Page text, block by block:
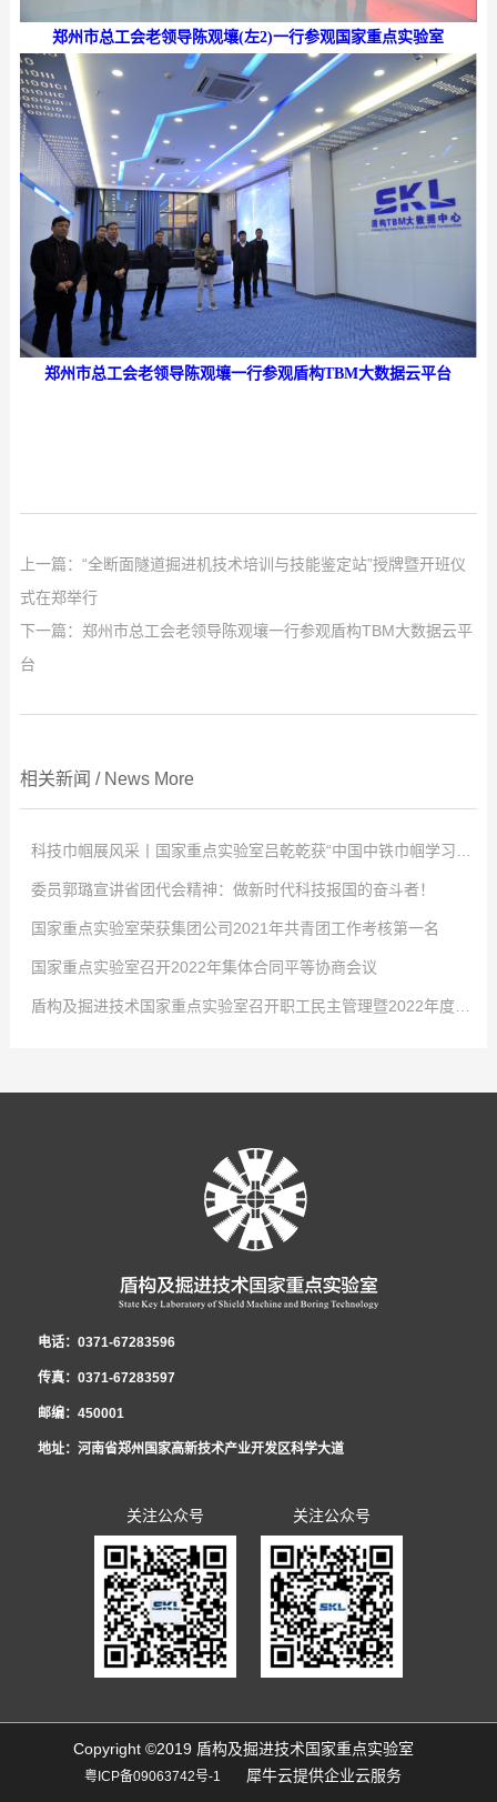
郑州市总工会老领导陈观壤(左2)一行参观国家重点实验室
郑州市总工会老领导陈观壤一行参观盾构TBM大数据云平台
上一篇： “全断面隧道掘进机技术培训与技能鉴定站”授牌暨开班仪
式在郑举行
下一篇： 郑州市总工会老领导陈观壤一行参观盾构TBM大数据云平
台
相关新闻 / News More
科技巾帼展风采丨国家重点实验室吕乾乾获“中国中铁巾帼学习标兵”称号
点击次数: 0
2022 -04 -02
4月2日，中国中铁股份有限公司对优秀女职工进行表彰，以充分发挥学习典
型示范引领作用，激发全体女职工的自我学习意识，国家重点实验室工程师吕
道局优秀共青团干部、中国中铁青年岗位能手等荣誉称号。主持和参与了中国
中铁股份有限公司重大课题在内的十余项科研工作，围绕课题开展了大量的理
论分析、数值模拟及室内试验工作。研制了可以模拟低真空复杂工况的系统平
台，研发了适用于低真空隧道的新型管片结构和密封材料，为第五代交通的建
委员郭璐宣讲省团代会精神：做新时代科技报国的奋斗者！
点击次数: 0
2022 -01 -29
-大会现场- 共青团河南省第十五次代表大会2021年12月26日至27日，共青
家重点实验室青年郭璐以团代表的身份参加了此次会议并成功当选河南省第十
五届团委委员。-郭璐在会场- 2021年12月31日上午，盾构及掘进技术国家
重点实验室团工委组织召开了宣贯共青团河南省第十五次代表大会精神暨“学党
史”专题组织生活会。新当选共青团河南省十五届委员会委员郭璐结合团代会的
个面向”的创新领域挑大梁，当主角，这为我们青年员工以后的科技创新工作指
明了方向。报告中提到的实施创新创造攀登行动，联动全省实验室体系、高
校、科研院所、开发园区、科技企业，搭建青年科技合作平台，汇聚青年科创
力量，吸引省外青年科技创新人才回流集聚的具体措施，更让我们青年员工感
受到了团组织激发青年创业创新的决心和行动。 这是一份体现了共青团工作
01.一定要立足本职岗位，练就过硬本领，勇于创新创造，做新时代科...
国家重点实验室荣获集团公司2021年共青团工作考核第一名
点击次数: 0
2022 -01 -29
名后，实验室团青工作再获此殊荣。2021年，在集团公司团委和实验室党政的
正确领导和大力支持下，实验室团工委深入贯彻党的十九大精神、党的十九届
六中全会精神、团的十八大精神，不忘初心、牢记使命，发挥青年智慧与活
力，展现青年责任与担当，为实验室在新形势下的创新发展贡献青春和力量，
国家重点实验室召开2022年集体合同平等协商会议
点击次数: 0
委书记、工会工委主任李治国，执行主任曾垂刚，各部室职工代表和劳务学生
代表参加了会议。 为切实维护职工的合法权益，发展和谐稳定的劳动关系，
根据相关法律、法规，结合实验室实际，实验室工会工委、行政代表和职工代
表在《2021年集体合同》《女职工权益保护专项集体合同》的基础上，共同起
要充分认识到平等协商集体合同的重要意义，扎实做好职工民主管理，切实维
护好职工的合法权益，持续增强职工凝聚力和战斗力，为开创实验室改革发展
新局面而努力奋斗。
盾构及掘进技术国家重点实验室召开职工民主管理暨2022年度工作会议
议在郑州隆重召开，实验室领导班子及全体员工参会。大会传达了中铁隧道局
五届二次职代会暨2022年度工作会议精神，全面总结了盾构及掘进技术国家重
点实验室2021年度工作，深刻分析了当前面临的新形势，安排部署了2022年
重要任务。国家重点实验室职工民主管理暨2022年度工作会议 党工委书记、
室发展工作，贯彻新发展理念，构建新发展格局，聚焦研发推广服务主业，全
面推动改革创新，深入推动全面从严治党，努力打造忠诚干净担当的干部队
伍，不断提升党建工作水平，以高质量党建引领实验室科技创新新局面，为推
动实验室高质量发展提供坚强政治保障。会议明确2022年国家重点实验室民主
管理暨工会工委的总体工作思路：高举习近平新时代中国特色社会主义思想伟
神，以增强政治性、先进性、群众性为主线，以改革创新为动力，围绕实验室
运行发展中心工作，贯彻新发展理念，构建新发展格局，全面推动改革创新，
电话：0371-67283596
传真：0371-67283597
邮编：450001
地址：河南省郑州国家高新技术产业开发区科学大道
关注公众号 关注公众号
Copyright ©2019 盾构及掘进技术国家重点实验室
粤ICP备09063742号-1 犀牛云提供企业云服务